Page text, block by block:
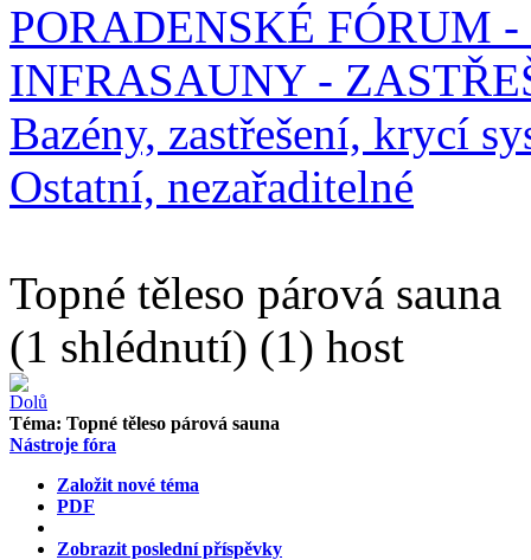
PORADENSKÉ FÓRUM
INFRASAUNY -
Bazény, zastřešení, krycí
Ostatní, nezařaditelné
Topné těleso párová sauna
(1 shlédnutí) (1) host
Téma: Topné těleso párová sauna
Nástroje fóra
Založit nové téma
PDF
Zobrazit poslední příspěvky